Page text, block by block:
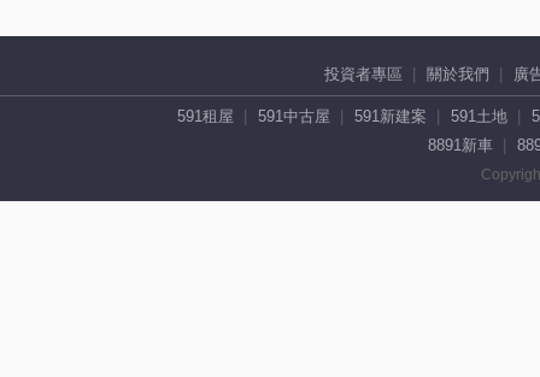
投資者專區 關於我們 廣
591租屋 591中古屋 591新建案 591土地
8891新車